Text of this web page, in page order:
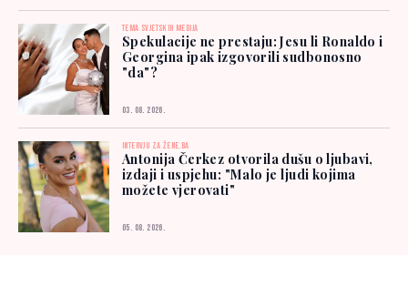
TEMA SVJETSKIH MEDIJA
Spekulacije ne prestaju: Jesu li Ronaldo i
Georgina ipak izgovorili sudbonosno
"da"?
03. 08. 2026.
INTERVJU ZA ŽENE.BA
Antonija Čerkez otvorila dušu o ljubavi,
izdaji i uspjehu: "Malo je ljudi kojima
možete vjerovati"
05. 08. 2026.